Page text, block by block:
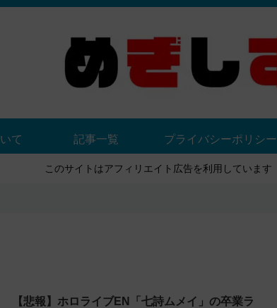
て 記事一覧 プライバシーポリシー
このサイトはアフィリエイト広告を利用しています
【悲報】ホロライブEN「七詩ムメイ」の卒業ラ